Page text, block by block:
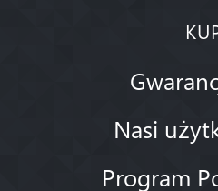
Nasi
Program